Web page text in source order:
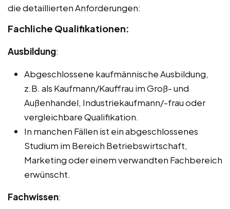
die detaillierten Anforderungen:
Fachliche Qualifikationen:
Ausbildung:
Abgeschlossene kaufmännische Ausbildung,
z.B. als Kaufmann/Kauffrau im Groß- und
Außenhandel, Industriekaufmann/-frau oder
vergleichbare Qualifikation.
In manchen Fällen ist ein abgeschlossenes
Studium im Bereich Betriebswirtschaft,
Marketing oder einem verwandten Fachbereich
erwünscht.
Fachwissen: